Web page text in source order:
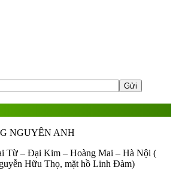
NGUYÊN ANH
Từ – Đại Kim – Hoàng Mai – Hà Nội (
Hữu Thọ, mặt hồ Linh Đàm)